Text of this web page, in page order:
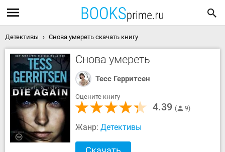
Детективы Снова умереть скачать книгу
Снова умереть
Тесс Герритсен
Оцените книгу
4.39 9
Жанр: Детективы